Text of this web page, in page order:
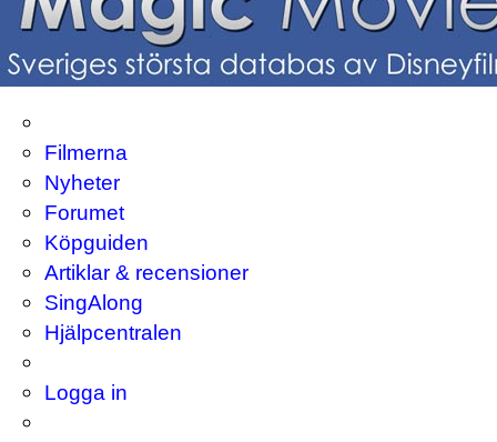
Filmerna
Nyheter
Forumet
Köpguiden
Artiklar & recensioner
SingAlong
Hjälpcentralen
Logga in